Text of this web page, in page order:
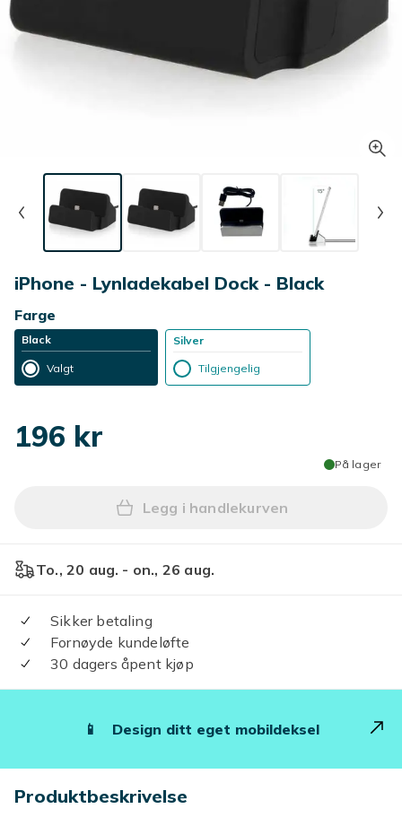
iPhone - Lynladekabel Dock - Black
Farge
Black
Valgt
Silver
Tilgjengelig
196 kr
På lager
Legg iPhone -
Legg i handlekurven
To., 20 aug. - on., 26 aug.
Sikker betaling
Fornøyde kundeløfte
30 dagers åpent kjøp
📱 Design ditt eget mobildeksel
Produktbeskrivelse